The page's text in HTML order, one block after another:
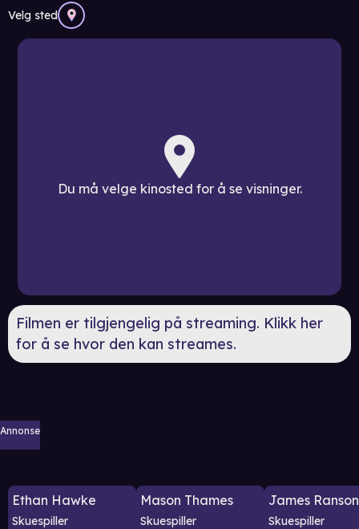
Velg sted
Du må velge kinosted for å se visninger.
Filmen er tilgjengelig på streaming. Klikk her
for å se hvor den kan streames.
Annonse
Ethan Hawke
Skuespiller
Mason Thames
Skuespiller
James
Skuespiller